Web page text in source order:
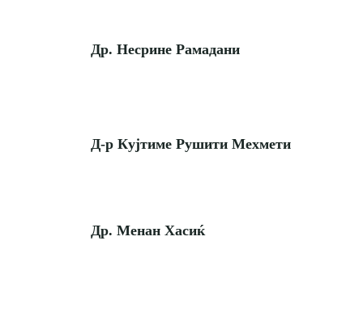
Др. Несрине Рамадани
Д-р Кујтиме Рушити Мехмети
Др. Менан Хасиќ